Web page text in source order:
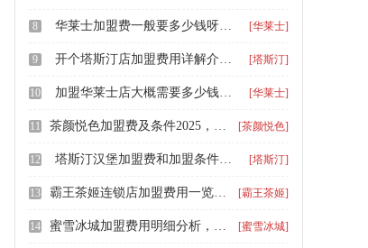
8 华莱士加盟费一般要多少钱呀，开华莱士加盟店多少钱 [华莱士]
9 开个塔斯汀店加盟费用详解介绍，塔斯汀餐饮店加盟流程及费用是什么 [塔斯汀]
10 加盟华莱士店大概需要多少钱，华莱士加盟大概需要多少钱 [华莱士]
11 茶颜悦色加盟费及条件2025，茶颜悦色加盟费需要多少钱 [茶颜悦色]
12 塔斯汀汉堡加盟费和加盟条件，塔斯汀汉堡加盟大概需要多少钱 [塔斯汀]
13 霸王茶姬连锁店加盟费用一览，霸王茶姬品牌加盟费明细表2026 [霸王茶姬]
14 蜜雪冰城加盟费用明细分析，加盟一家蜜雪冰城店需要多少万元 [蜜雪冰城]